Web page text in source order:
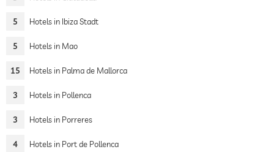
5 Hotels in Ibiza Stadt
5 Hotels in Mao
15 Hotels in Palma de Mallorca
3 Hotels in Pollenca
3 Hotels in Porreres
4 Hotels in Port de Pollenca